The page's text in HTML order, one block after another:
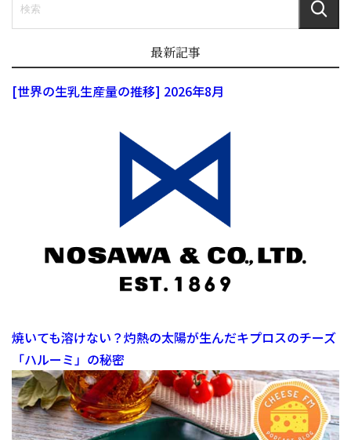
最新記事
[世界の生乳生産量の推移] 2026年8月
焼いても溶けない？灼熱の太陽が生んだキプロスのチーズ
「ハルーミ」の秘密